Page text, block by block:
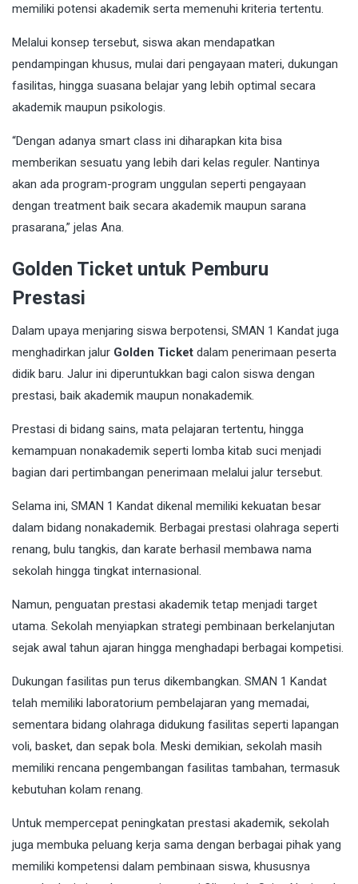
memiliki potensi akademik serta memenuhi kriteria tertentu.
Melalui konsep tersebut, siswa akan mendapatkan
pendampingan khusus, mulai dari pengayaan materi, dukungan
fasilitas, hingga suasana belajar yang lebih optimal secara
akademik maupun psikologis.
“Dengan adanya smart class ini diharapkan kita bisa
memberikan sesuatu yang lebih dari kelas reguler. Nantinya
akan ada program-program unggulan seperti pengayaan
dengan treatment baik secara akademik maupun sarana
prasarana,” jelas Ana.
Golden Ticket untuk Pemburu
Prestasi
Dalam upaya menjaring siswa berpotensi, SMAN 1 Kandat juga
menghadirkan jalur Golden Ticket dalam penerimaan peserta
didik baru. Jalur ini diperuntukkan bagi calon siswa dengan
prestasi, baik akademik maupun nonakademik.
Prestasi di bidang sains, mata pelajaran tertentu, hingga
kemampuan nonakademik seperti lomba kitab suci menjadi
bagian dari pertimbangan penerimaan melalui jalur tersebut.
Selama ini, SMAN 1 Kandat dikenal memiliki kekuatan besar
dalam bidang nonakademik. Berbagai prestasi olahraga seperti
renang, bulu tangkis, dan karate berhasil membawa nama
sekolah hingga tingkat internasional.
Namun, penguatan prestasi akademik tetap menjadi target
utama. Sekolah menyiapkan strategi pembinaan berkelanjutan
sejak awal tahun ajaran hingga menghadapi berbagai kompetisi.
Dukungan fasilitas pun terus dikembangkan. SMAN 1 Kandat
telah memiliki laboratorium pembelajaran yang memadai,
sementara bidang olahraga didukung fasilitas seperti lapangan
voli, basket, dan sepak bola. Meski demikian, sekolah masih
memiliki rencana pengembangan fasilitas tambahan, termasuk
kebutuhan kolam renang.
Untuk mempercepat peningkatan prestasi akademik, sekolah
juga membuka peluang kerja sama dengan berbagai pihak yang
memiliki kompetensi dalam pembinaan siswa, khususnya